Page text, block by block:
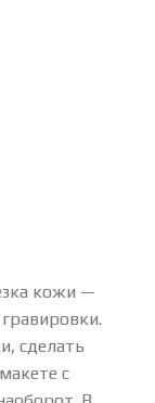
кожи —
сделать
с